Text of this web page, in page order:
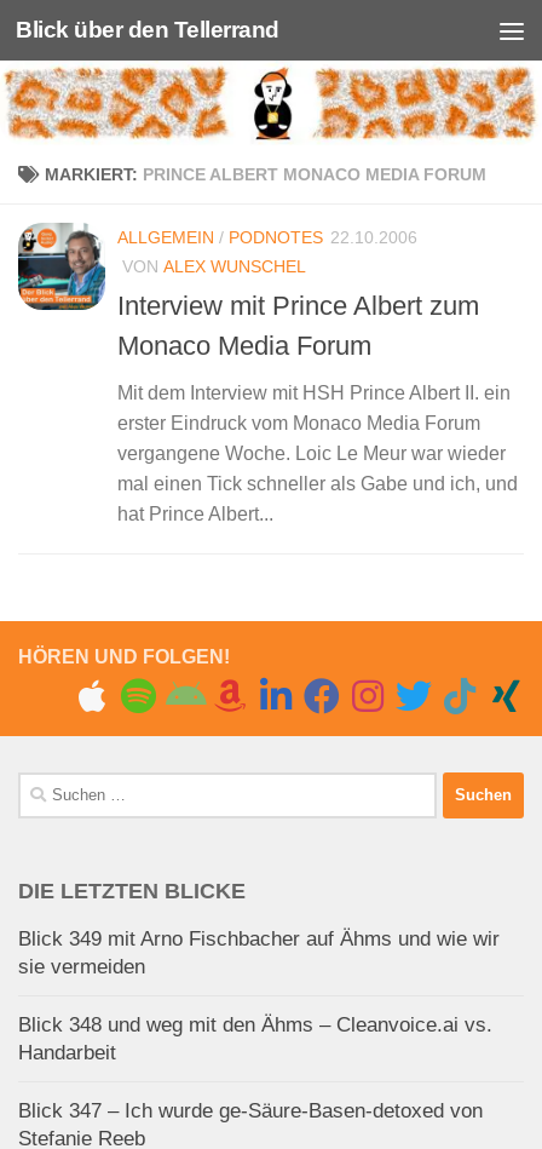
Unter dem Inhalt
Blick über den Tellerrand
MARKIERT: PRINCE ALBERT MONACO MEDIA FORUM
ALLGEMEIN / PODNOTES 22.10.2006
VON ALEX WUNSCHEL
Interview mit Prince Albert zum
Monaco Media Forum
Mit dem Interview mit HSH Prince Albert II. ein
erster Eindruck vom Monaco Media Forum
vergangene Woche. Loic Le Meur war wieder
mal einen Tick schneller als Gabe und ich, und
hat Prince Albert...
HÖREN UND FOLGEN!
Suchen
nach:
DIE LETZTEN BLICKE
Blick 349 mit Arno Fischbacher auf Ähms und wie wir
sie vermeiden
Blick 348 und weg mit den Ähms – Cleanvoice.ai vs.
Handarbeit
Blick 347 – Ich wurde ge-Säure-Basen-detoxed von
Stefanie Reeb